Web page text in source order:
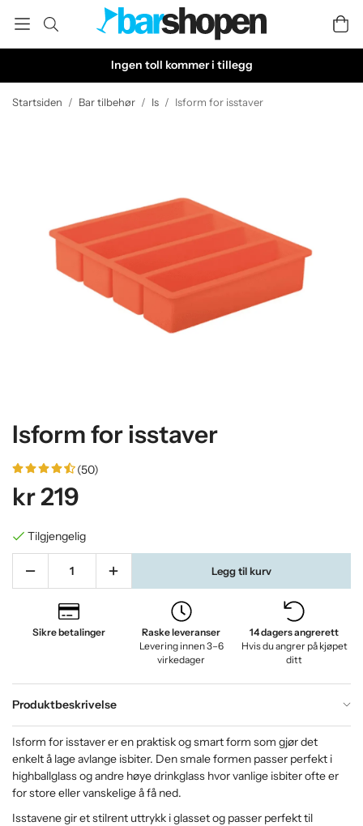
Ingen toll kommer i tillegg
Startsiden / Bar tilbehør / Is / Isform for isstaver
Isform for isstaver
(50)
kr 219
Tilgjengelig
Legg til kurv
Sikre betalinger
Raske leveranser
Levering innen 3–6
virkedager
14 dagers angrerett
Hvis du angrer på kjøpet
ditt
Produktbeskrivelse
Isform for isstaver er en praktisk og smart form som gjør det
enkelt å lage avlange isbiter. Den smale formen passer perfekt i
highballglass og andre høye drinkglass hvor vanlige isbiter ofte er
for store eller vanskelige å få ned.
Isstavene gir et stilrent uttrykk i glasset og passer perfekt til